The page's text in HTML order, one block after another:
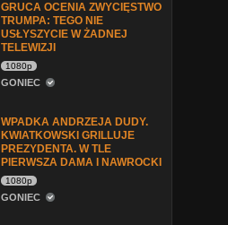
GRUCA OCENIA ZWYCIĘSTWO
TRUMPA: TEGO NIE
USŁYSZYCIE W ŻADNEJ
TELEWIZJI
1080p
GONIEC
WPADKA ANDRZEJA DUDY.
KWIATKOWSKI GRILLUJE
PREZYDENTA. W TLE
PIERWSZA DAMA I NAWROCKI
1080p
GONIEC